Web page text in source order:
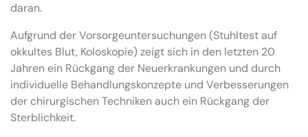
daran.
Aufgrund der Vorsorgeuntersuchungen (Stuhltest auf
okkultes Blut, Koloskopie) zeigt sich in den letzten 20
Jahren ein Rückgang der Neuerkrankungen und durch
individuelle Behandlungskonzepte und Verbesserungen
der chirurgischen Techniken auch ein Rückgang der
Sterblichkeit.